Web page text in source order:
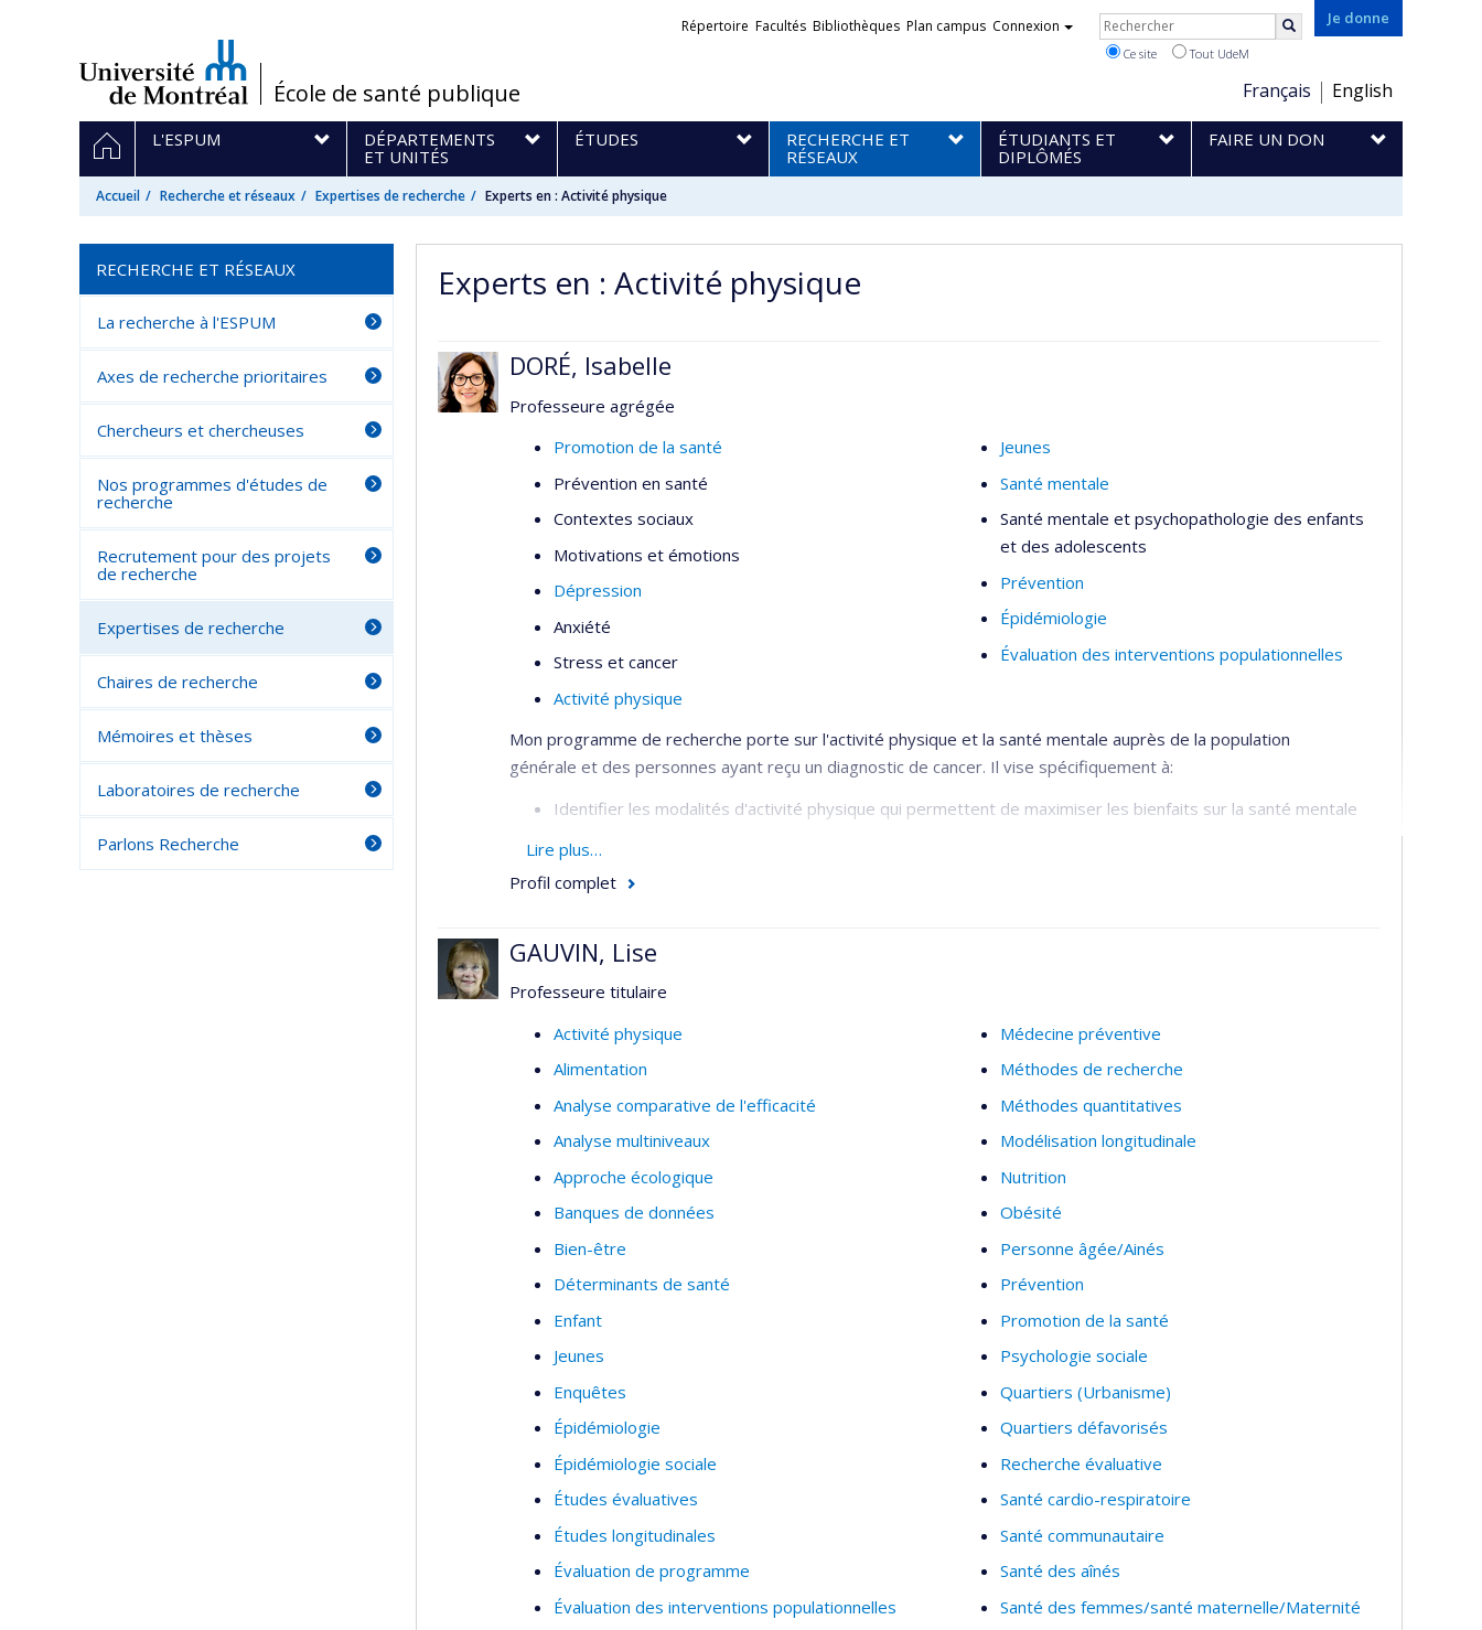
/École de santé publique
Je donne
Choix
de
la
langue
Français English
Liens
Répertoire Facultés Bibliothèques Plan campus Connexion Rechercher
Ce site Tout UdeM
Navigation
principale
ACCUEIL
L'ESPUM
DÉPARTEMENTS
ET UNITÉS
ÉTUDES
RECHERCHE ET
RÉSEAUX
ÉTUDIANTS ET
DIPLÔMÉS
FAIRE UN DON
Accueil Recherche et réseaux Expertises de recherche Experts en : Activité physique
Experts en : Activité physique
DORÉ, Isabelle
Professeure agrégée
Promotion de la santé
Prévention en santé
Contextes sociaux
Motivations et émotions
Dépression
Anxiété
Stress et cancer
Activité physique
Jeunes
Santé mentale
Santé mentale et psychopathologie des enfants
et des adolescents
Prévention
Épidémiologie
Évaluation des interventions populationnelles
Mon programme de recherche porte sur l'activité physique et la santé mentale auprès de la population
générale et des personnes ayant reçu un diagnostic de cancer. Il vise spécifiquement à:
Identifier les modalités d'activité physique qui permettent de maximiser les bienfaits sur la santé mentale
Étudier les mécanismes d'action impliqués dans la relation activité physique et santé mentale
Développer, implanter et évaluer des interventions en activité physique pour promouvoir la santé mentale
Analyse de données longitudinales
Méthodes d'analyse en inférence causale (analyse de médiation)
Évaluation des propriétés psychométriques d'instruments de mesure
Lire plus…
Profil complet
GAUVIN, Lise
Professeure titulaire
Activité physique
Alimentation
Analyse comparative de l'efficacité
Analyse multiniveaux
Approche écologique
Banques de données
Bien-être
Déterminants de santé
Enfant
Jeunes
Enquêtes
Épidémiologie
Épidémiologie sociale
Études évaluatives
Études longitudinales
Évaluation de programme
Évaluation des interventions populationnelles
Médecine préventive
Méthodes de recherche
Méthodes quantitatives
Modélisation longitudinale
Nutrition
Obésité
Personne âgée/Ainés
Prévention
Promotion de la santé
Psychologie sociale
Quartiers (Urbanisme)
Quartiers défavorisés
Recherche évaluative
Santé cardio-respiratoire
Santé communautaire
Santé des aînés
Santé des femmes/santé maternelle/Maternité
RECHERCHE ET RÉSEAUX
La recherche à l'ESPUM
Axes de recherche prioritaires
Chercheurs et chercheuses
Nos programmes d'études de
recherche
Recrutement pour des projets
de recherche
Expertises de recherche
Chaires de recherche
Mémoires et thèses
Laboratoires de recherche
Parlons Recherche